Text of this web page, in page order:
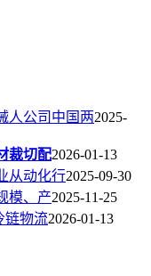
人公司中国两2025-
裁切配2026-01-13
从动化行2025-09-30
模、产2025-11-25
链物流2026-01-13